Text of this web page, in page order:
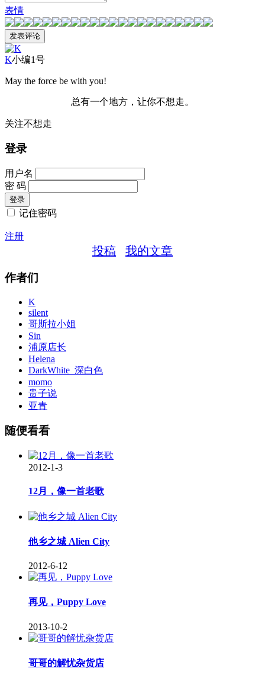
表情
K小编1号
May the force be with you!
总有一个地方，让你不想走。
关注不想走
登录
用户名
密 码
记住密码
注册
投稿 我的文章
作者们
K
silent
哥斯拉小姐
Sin
浦原店长
Helena
DarkWhite_深白色
momo
贵子说
亚青
随便看看
2012-1-3
12月，像一首老歌
他乡之城 Alien City
2012-6-12
再见，Puppy Love
2013-10-2
哥哥的解忧杂货店